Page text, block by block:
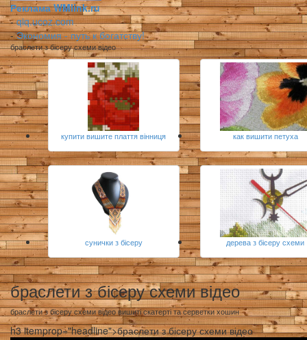
Реклама WMlink.ru
-qiq.ucoz.com
-Экономия - путь к богатству!
браслети з бісеру схеми відео
купити вишите плаття вінниця как вишити петуха
сунички з бісеру дерева з бісеру схеми
браслети з бісеру схеми відео
браслети з бісеру схеми відео вишиті скатерті та серветки хошин
h3 itemprop="headline">браслети з бісеру схеми відео